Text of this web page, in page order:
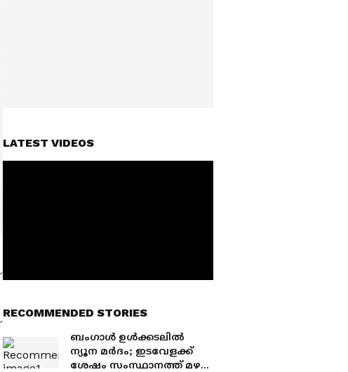
LATEST VIDEOS
RECOMMENDED STORIES
ബംഗാള്‍ ഉള്‍ക്കടലില്‍
ന്യൂന മര്‍ദം; ഇടവേളക്ക്
ശേഷം സംസ്ഥാനത്ത് മഴ